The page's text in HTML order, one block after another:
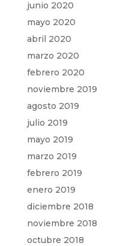
junio 2020
mayo 2020
abril 2020
marzo 2020
febrero 2020
noviembre 2019
agosto 2019
julio 2019
mayo 2019
marzo 2019
febrero 2019
enero 2019
diciembre 2018
noviembre 2018
octubre 2018